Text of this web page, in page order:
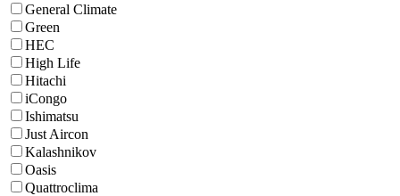
General Climate
Green
HEC
High Life
Hitachi
iCongo
Ishimatsu
Just Aircon
Kalashnikov
Oasis
Quattroclima